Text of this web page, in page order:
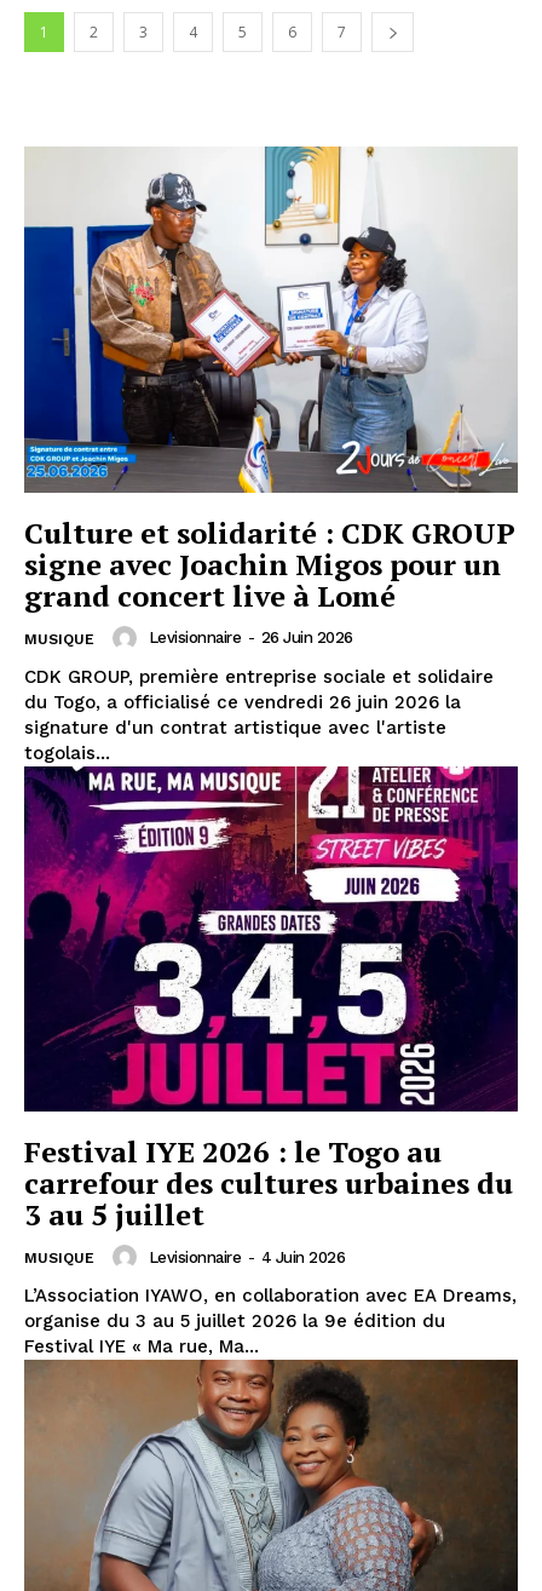
1 2 3 4 5 6 7
Culture et solidarité : CDK GROUP
signe avec Joachin Migos pour un
grand concert live à Lomé
MUSIQUE Levisionnaire - 26 Juin 2026
CDK GROUP, première entreprise sociale et solidaire
du Togo, a officialisé ce vendredi 26 juin 2026 la
signature d'un contrat artistique avec l'artiste
togolais...
Festival IYE 2026 : le Togo au
carrefour des cultures urbaines du
3 au 5 juillet
MUSIQUE Levisionnaire - 4 Juin 2026
L’Association IYAWO, en collaboration avec EA Dreams,
organise du 3 au 5 juillet 2026 la 9e édition du
Festival IYE « Ma rue, Ma...